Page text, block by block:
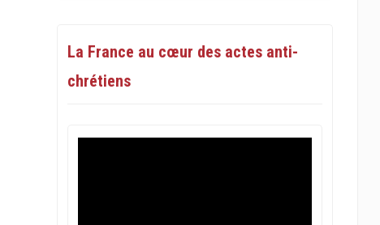
La France au cœur des actes anti-
chrétiens